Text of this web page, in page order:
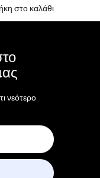
στο καλάθι
νεότερο